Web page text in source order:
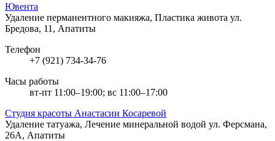
Ювента
Удаление перманентного макияжа, Пластика живота ул.
Бредова, 11, Апатиты
Телефон
+7 (921) 734-34-76
Часы работы
вт-пт 11:00–19:00; вс 11:00–17:00
Студия красоты Анастасии Косаревой
Удаление татуажа, Лечение минеральной водой ул. Ферсмана,
26А, Апатиты